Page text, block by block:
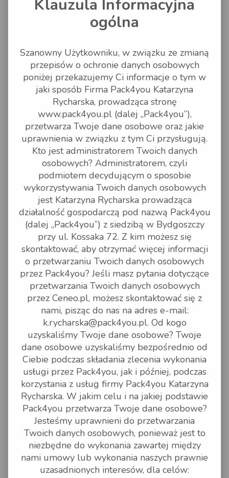
czynności należące do Pack4you na kwotę 250
zł (dwieście pięćdziesiąt złotych) lub może być
dodatkowo ubezpieczona przez
Zleceniodawcę - w kwocie 1% wartości
i wartości paczki, musi posiadać formę pisemną
(fax email itp.) potwierdzoną przez obydwie
strony. Powyższe postanowienie nie wyklucza
możliwości dochodzenia od Pack4You
odszkodowania na zasadach ogólnych.
Ubezpieczenie usług reprezentowanych przez
Kuriera jest według zasad przewozui
regulmainu wybranego przewoźnika. ł
Dokumenty wysłane nie podlegają
ubezpieczeniu, gdyż nie posiadają wartości
handlowej i nie można ustalić ich wartości.
Pack4you jako firma prywatna, zastrzega sobie
możliwość odmówienia zrealizowania usługi,
jeśli w jego opinii istnieją przeszkody
uniemożliwiające prawidłowo wykonanie
zlecenia.
Kurier odbierający Przesyłkę nie jest
upoważniony do dokonywania ani
przyjmowania zmian lub uzupełnień warunków
określonych w Regulaminie oraz Umowie.
Przed wysyłką towarów nadawca jest
zobowiązany do zapoznania się z regulaminem
KURIERÓW UPS, RABEN, Hellmann i DPD,
Fedex, DHL, Suus Erontrans oraz zasadami
wysyłania przez nich ich paczek. Szczególną
uwagę należy zwrócić na zasady wysłania
paczek poza Unię Europejską oraz zasady
dotyczące wysyłania żywności, lekarstw,
przepisów sanitarnych.
W przypadku braku odbioru przesyłki w dniu
nadania lub problemów z realizacją zlecenia,
należy niezwłocznie zgłosić taką informację do
"Pack4You".
Realizacja zleceń odbywa się tylko na
podstawie opłaconych zamówień, chyba, że
podpisane umowy między stronami
dopuszczają możliwość rozliczania się
przelewowego.
Integralną częścią Regulaminu jest Regulamin
Kuriera UPS, RABEN, Hellmann, DPD.
Regulamin GLS
Regulamin UPS
Regulamin RABEN
Regulamin Hellmann
Regulamin SUUS
Regulamin DPD
Ogólne zasady realizacji zleceń dostępne są pod
adresami:
Dla UPS -
http://www.pack4you.pl/informacje-
ups
Klauzula Informacyjna
ogólna
Szanowny Użytkowniku, w związku ze zmianą
przepisów o ochronie danych osobowych
poniżej przekazujemy Ci informacje o tym w
jaki sposób Firma Pack4you Katarzyna
Rycharska, prowadząca stronę
www.pack4you.pl (dalej „Pack4you”),
przetwarza Twoje dane osobowe oraz jakie
uprawnienia w związku z tym Ci przysługują.
Kto jest administratorem Twoich danych
osobowych? Administratorem, czyli
podmiotem decydującym o sposobie
wykorzystywania Twoich danych osobowych
jest Katarzyna Rycharska prowadząca
działalność gospodarczą pod nazwą Pack4you
(dalej „Pack4you”) z siedzibą w Bydgoszczy
przy ul. Kossaka 72. Z kim możesz się
skontaktować, aby otrzymać więcej informacji
o przetwarzaniu Twoich danych osobowych
przez Pack4you? Jeśli masz pytania dotyczące
przetwarzania Twoich danych osobowych
przez Ceneo.pl, możesz skontaktować się z
nami, pisząc do nas na adres e-mail:
k.rycharska@pack4you.pl. Od kogo
uzyskaliśmy Twoje dane osobowe? Twoje
dane osobowe uzyskaliśmy bezpośrednio od
Ciebie podczas składania zlecenia wykonania
usługi przez Pack4you, jak i później, podczas
korzystania z usług firmy Pack4you Katarzyna
Rycharska. W jakim celu i na jakiej podstawie
Pack4you przetwarza Twoje dane osobowe?
Jesteśmy uprawnieni do przetwarzania
Twoich danych osobowych, ponieważ jest to
niezbędne do wykonania zawartej między
nami umowy lub wykonania naszych prawnie
uzasadnionych interesów, dla celów: